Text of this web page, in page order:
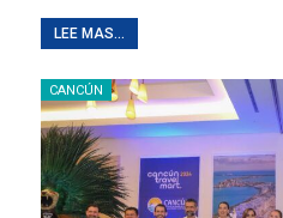
LEE MAS...
CANCÚN